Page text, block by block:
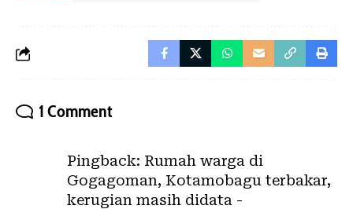
1 Comment
Pingback: Rumah warga di
Gogagoman, Kotamobagu terbakar,
kerugian masih didata -